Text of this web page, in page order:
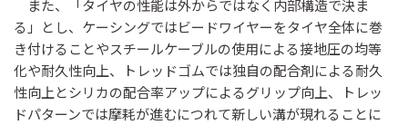
また、「タイヤの性能は外からではなく内部構造で決ま
る」とし、ケーシングではビードワイヤーをタイヤ全体に巻
き付けることやスチールケーブルの使用による接地圧の均等
化や耐久性向上、トレッドゴムでは独自の配合剤による耐久
性向上とシリカの配合率アップによるグリップ向上、トレッ
ドパターンでは摩耗が進むにつれて新しい溝が現れることに